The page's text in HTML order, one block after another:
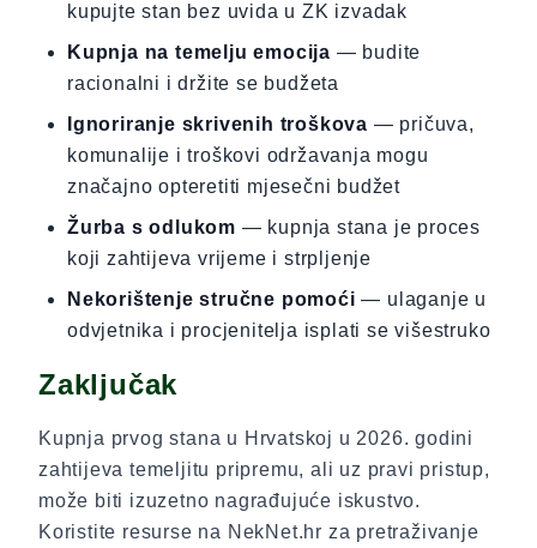
kupujte stan bez uvida u ZK izvadak
Kupnja na temelju emocija — budite
racionalni i držite se budžeta
Ignoriranje skrivenih troškova — pričuva,
komunalije i troškovi održavanja mogu
značajno opteretiti mjesečni budžet
Žurba s odlukom — kupnja stana je proces
koji zahtijeva vrijeme i strpljenje
Nekorištenje stručne pomoći — ulaganje u
odvjetnika i procjenitelja isplati se višestruko
Zaključak
Kupnja prvog stana u Hrvatskoj u 2026. godini
zahtijeva temeljitu pripremu, ali uz pravi pristup,
može biti izuzetno nagrađujuće iskustvo.
Koristite resurse na NekNet.hr za pretraživanje